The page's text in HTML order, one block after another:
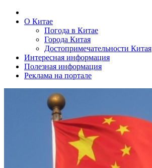
О Китае
Погода в Китае
Города Китая
Достопримечательности Китая
Интересная информация
Полезная информация
Реклама на портале